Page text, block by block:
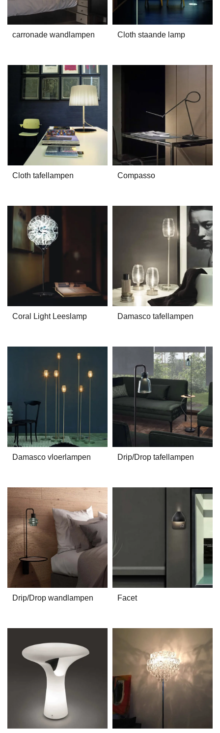
carronade wandlampen Cloth staande lamp
Cloth tafellampen Compasso
Coral Light Leeslamp Damasco tafellampen
Damasco vloerlampen Drip/Drop tafellampen
Drip/Drop wandlampen Facet